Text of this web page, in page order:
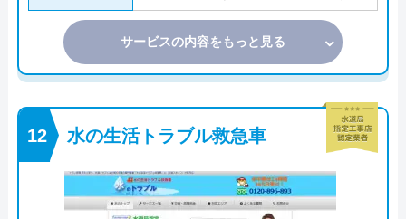
サービスの内容をもっと見る
水の生活トラブル救急車